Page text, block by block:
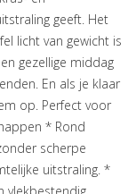
geeft. Het
licht van gewicht is
gezellige middag
En als je klaar
op. Perfect voor
* Rond
scherpe
uitstraling. *